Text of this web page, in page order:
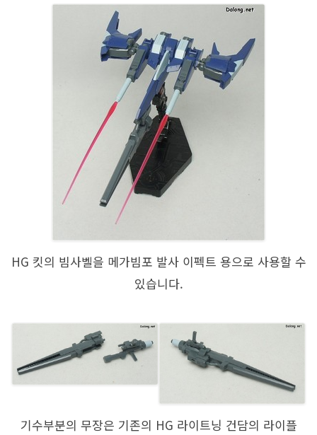
HG 킷의 빔사벨을 메가빔포 발사 이펙트 용으로 사용할 수
있습니다.
기수부분의 무장은 기존의 HG 라이트닝 건담의 라이플